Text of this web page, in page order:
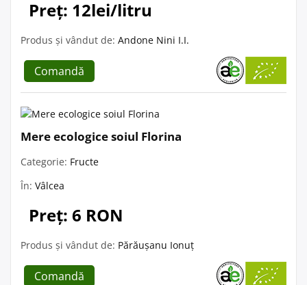
Preț: 12lei/litru
Produs și vândut de: Andone Nini I.I.
Comandă
Mere ecologice soiul Florina
Categorie: Fructe
În: Vâlcea
Preț: 6 RON
Produs și vândut de: Părăușanu Ionuț
Comandă